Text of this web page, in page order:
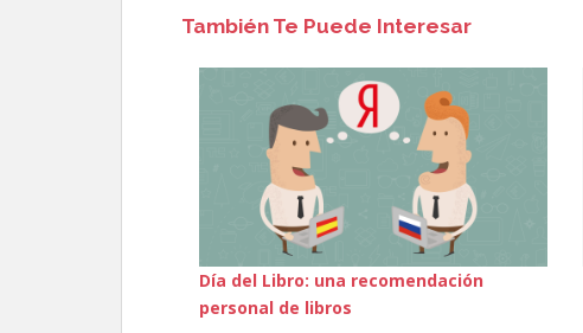
También Te Puede Interesar
Día del Libro: una recomendación
personal de libros